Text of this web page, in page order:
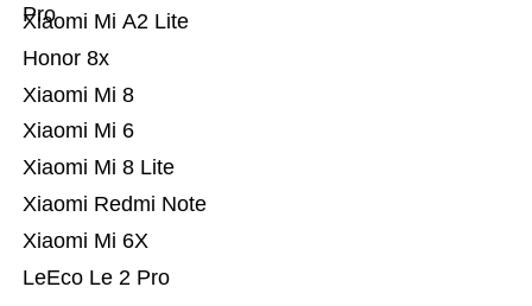
LeEco Le 2 Pro
Xiaomi Mi 6X
Xiaomi Redmi Note
Xiaomi Mi 8 Lite
Xiaomi Mi 6
Xiaomi Mi 8
Honor 8x
Xiaomi Mi A2 Lite
Pro